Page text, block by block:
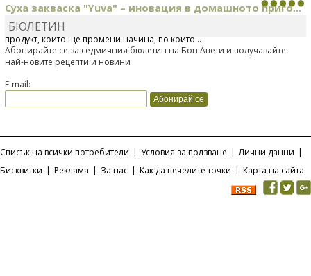
Суха закваска "Yuva" – иновация в домашното приго...
Отскоро Лесафр България стартира предлагането на изцяло нов
продукт, който ще промени начина, по който...
БЮЛЕТИН
Абонирайте се за седмичния бюлетин на Бон Апети и получавайте
най-новите рецепти и новини
E-mail:
Списък на всички потребители | Условия за ползване | Лични данни |
Бисквитки | Реклама | За нас | Как да печелите точки | Карта на сайта